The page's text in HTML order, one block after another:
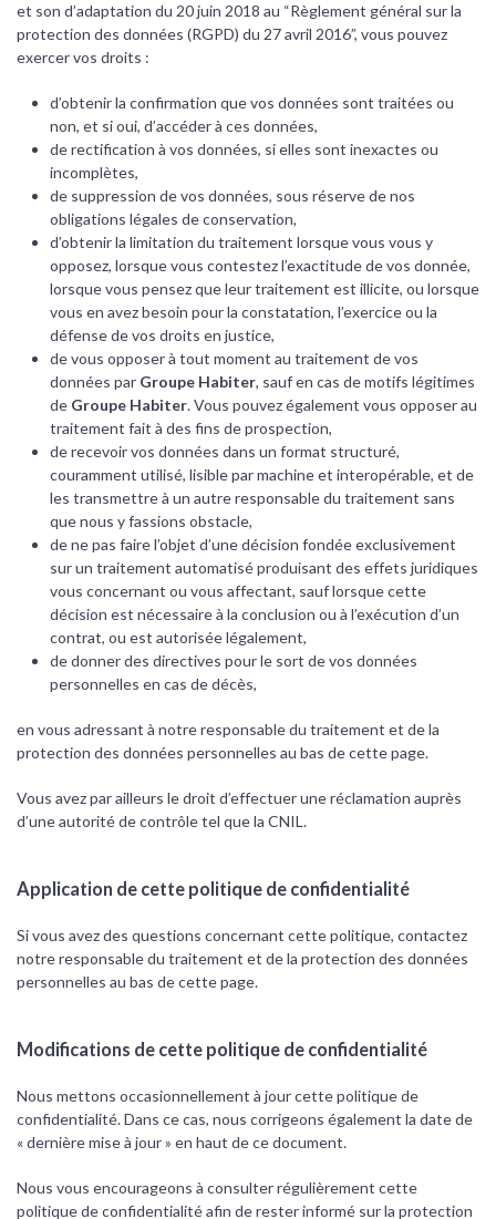
et son d’adaptation du 20 juin 2018 au “Règlement général sur la
protection des données (RGPD) du 27 avril 2016”, vous pouvez
exercer vos droits :
d’obtenir la confirmation que vos données sont traitées ou
non, et si oui, d’accéder à ces données,
de rectification à vos données, si elles sont inexactes ou
incomplètes,
de suppression de vos données, sous réserve de nos
obligations légales de conservation,
d’obtenir la limitation du traitement lorsque vous vous y
opposez, lorsque vous contestez l’exactitude de vos donnée,
lorsque vous pensez que leur traitement est illicite, ou lorsque
vous en avez besoin pour la constatation, l’exercice ou la
défense de vos droits en justice,
de vous opposer à tout moment au traitement de vos
données par Groupe Habiter, sauf en cas de motifs légitimes
de Groupe Habiter. Vous pouvez également vous opposer au
traitement fait à des fins de prospection,
de recevoir vos données dans un format structuré,
couramment utilisé, lisible par machine et interopérable, et de
les transmettre à un autre responsable du traitement sans
que nous y fassions obstacle,
de ne pas faire l’objet d’une décision fondée exclusivement
sur un traitement automatisé produisant des effets juridiques
vous concernant ou vous affectant, sauf lorsque cette
décision est nécessaire à la conclusion ou à l’exécution d’un
contrat, ou est autorisée légalement,
de donner des directives pour le sort de vos données
personnelles en cas de décès,
en vous adressant à notre responsable du traitement et de la
protection des données personnelles au bas de cette page.
Vous avez par ailleurs le droit d’effectuer une réclamation auprès
d’une autorité de contrôle tel que la CNIL.
Application de cette politique de confidentialité
Si vous avez des questions concernant cette politique, contactez
notre responsable du traitement et de la protection des données
personnelles au bas de cette page.
Modifications de cette politique de confidentialité
Nous mettons occasionnellement à jour cette politique de
confidentialité. Dans ce cas, nous corrigeons également la date de
« dernière mise à jour » en haut de ce document.
Nous vous encourageons à consulter régulièrement cette
politique de confidentialité afin de rester informé sur la protection